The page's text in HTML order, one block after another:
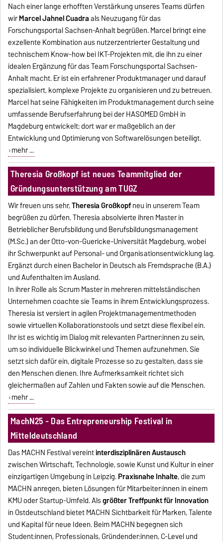
Nach einer lange erhofften Verstärkung unseres Teams dürfen
wirMarcel Jahnel Cuadraals Neuzugang für das
Forschungsportal Sachsen-Anhalt begrüßen. Marcel bringt eine
exzellente Kombination aus nutzerzentrierter Gestaltung und
technischem Know-how bei IKT-Projekten mit, die ihn zu einer
idealen Ergänzung für das Team Forschungsportal Sachsen-
Anhalt macht. Er ist ein erfahrener Produktmanager und darauf
spezialisiert, komplexe Projekte zu organisieren und zu betreuen.
Marcel hat seine Fähigkeiten im Produktmanagement durch seine
umfassende Berufserfahrung bei der HASOMED GmbH in
Magdeburg entwickelt; dort war er maßgeblich an der
Entwicklung und Optimierung von Softwarelösungen beteiligt.
mehr ...
Theresia Großkopf ist neues Teammitglied der
Gründungsunterstützung am TUGZ
Wir freuen uns sehr,Theresia Großkopfneu in unserem Team
begrüßen zu dürfen. Theresia absolvierte ihren Master in
Betrieblicher Berufsbildung und Berufsbildungsmanagement
(M.Sc.) an der Otto-von-Guericke-Universität Magdeburg, wobei
ihr Schwerpunkt auf Personal- und Organisationsentwicklung lag.
Ergänzt durch einen Bachelor in Deutsch als Fremdsprache (B.A.)
und Aufenthalten im Ausland.
In ihrer Rolle als Scrum Master in mehreren mittelständischen
Unternehmen coachte sie Teams in ihrem Entwicklungsprozess.
Theresia ist versiert in agilen Projektmanagementmethoden
sowie virtuellen Kollaborationstools und setzt diese flexibel ein.
Ihr ist es wichtig im Dialog mit relevanten Partner:innen zu sein,
um so individuelle Blickwinkel und Themen aufzunehmen. Sie
setzt sich dafür ein, digitale Prozesse so zu gestalten, dass sie
den Menschen dienen. Ihre Aufmerksamkeit richtet sich
gleichermaßen auf Zahlen und Fakten sowie auf die Menschen.
mehr ...
MachN25 - Das Entrepreneurship Festival in
Mitteldeutschland
Das MACHN Festival vereintinterdisziplinären Austausch
zwischen Wirtschaft, Technologie, sowie Kunst und Kultur in einer
einzigartigen Umgebung in Leipzig.Praxisnahe Inhalte, die zum
MACHN anregen, bieten Lösungen für Mitarbeiter:innen in einem
KMU oder Startup-Umfeld. Alsgrößter Treffpunkt für Innovation
in Ostdeutschland bietet MACHN Sichtbarkeit für Marken, Talente
und Kapital für neue Ideen. Beim MACHN begegnen sich
Student:innen, Professionals, Gründender:innen, C-Level und